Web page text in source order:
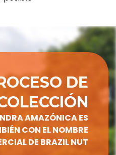
DE
AMAZÓNICA ES
CON EL NOMBRE
DE BRAZIL NUT